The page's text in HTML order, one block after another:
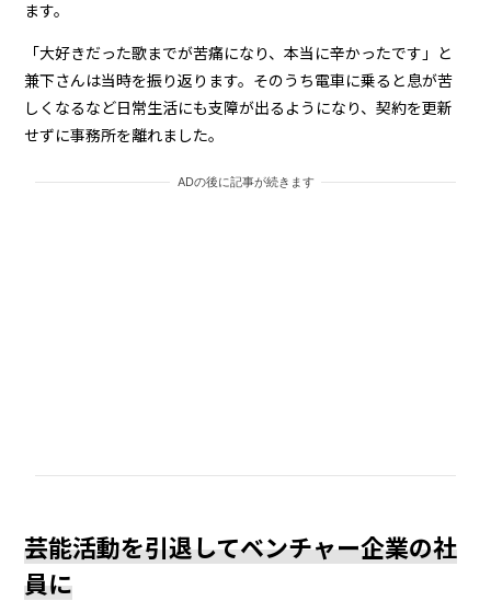
ます。
「大好きだった歌までが苦痛になり、本当に辛かったです」と
兼下さんは当時を振り返ります。そのうち電車に乗ると息が苦
しくなるなど日常生活にも支障が出るようになり、契約を更新
せずに事務所を離れました。
ADの後に記事が続きます
芸能活動を引退してベンチャー企業の社
員に